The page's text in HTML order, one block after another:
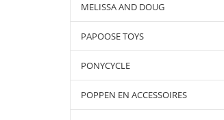
MELISSA AND DOUG
PAPOOSE TOYS
PONYCYCLE
POPPEN EN ACCESSOIRES